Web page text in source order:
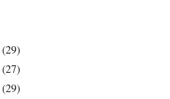
(29)
(27)
(29)